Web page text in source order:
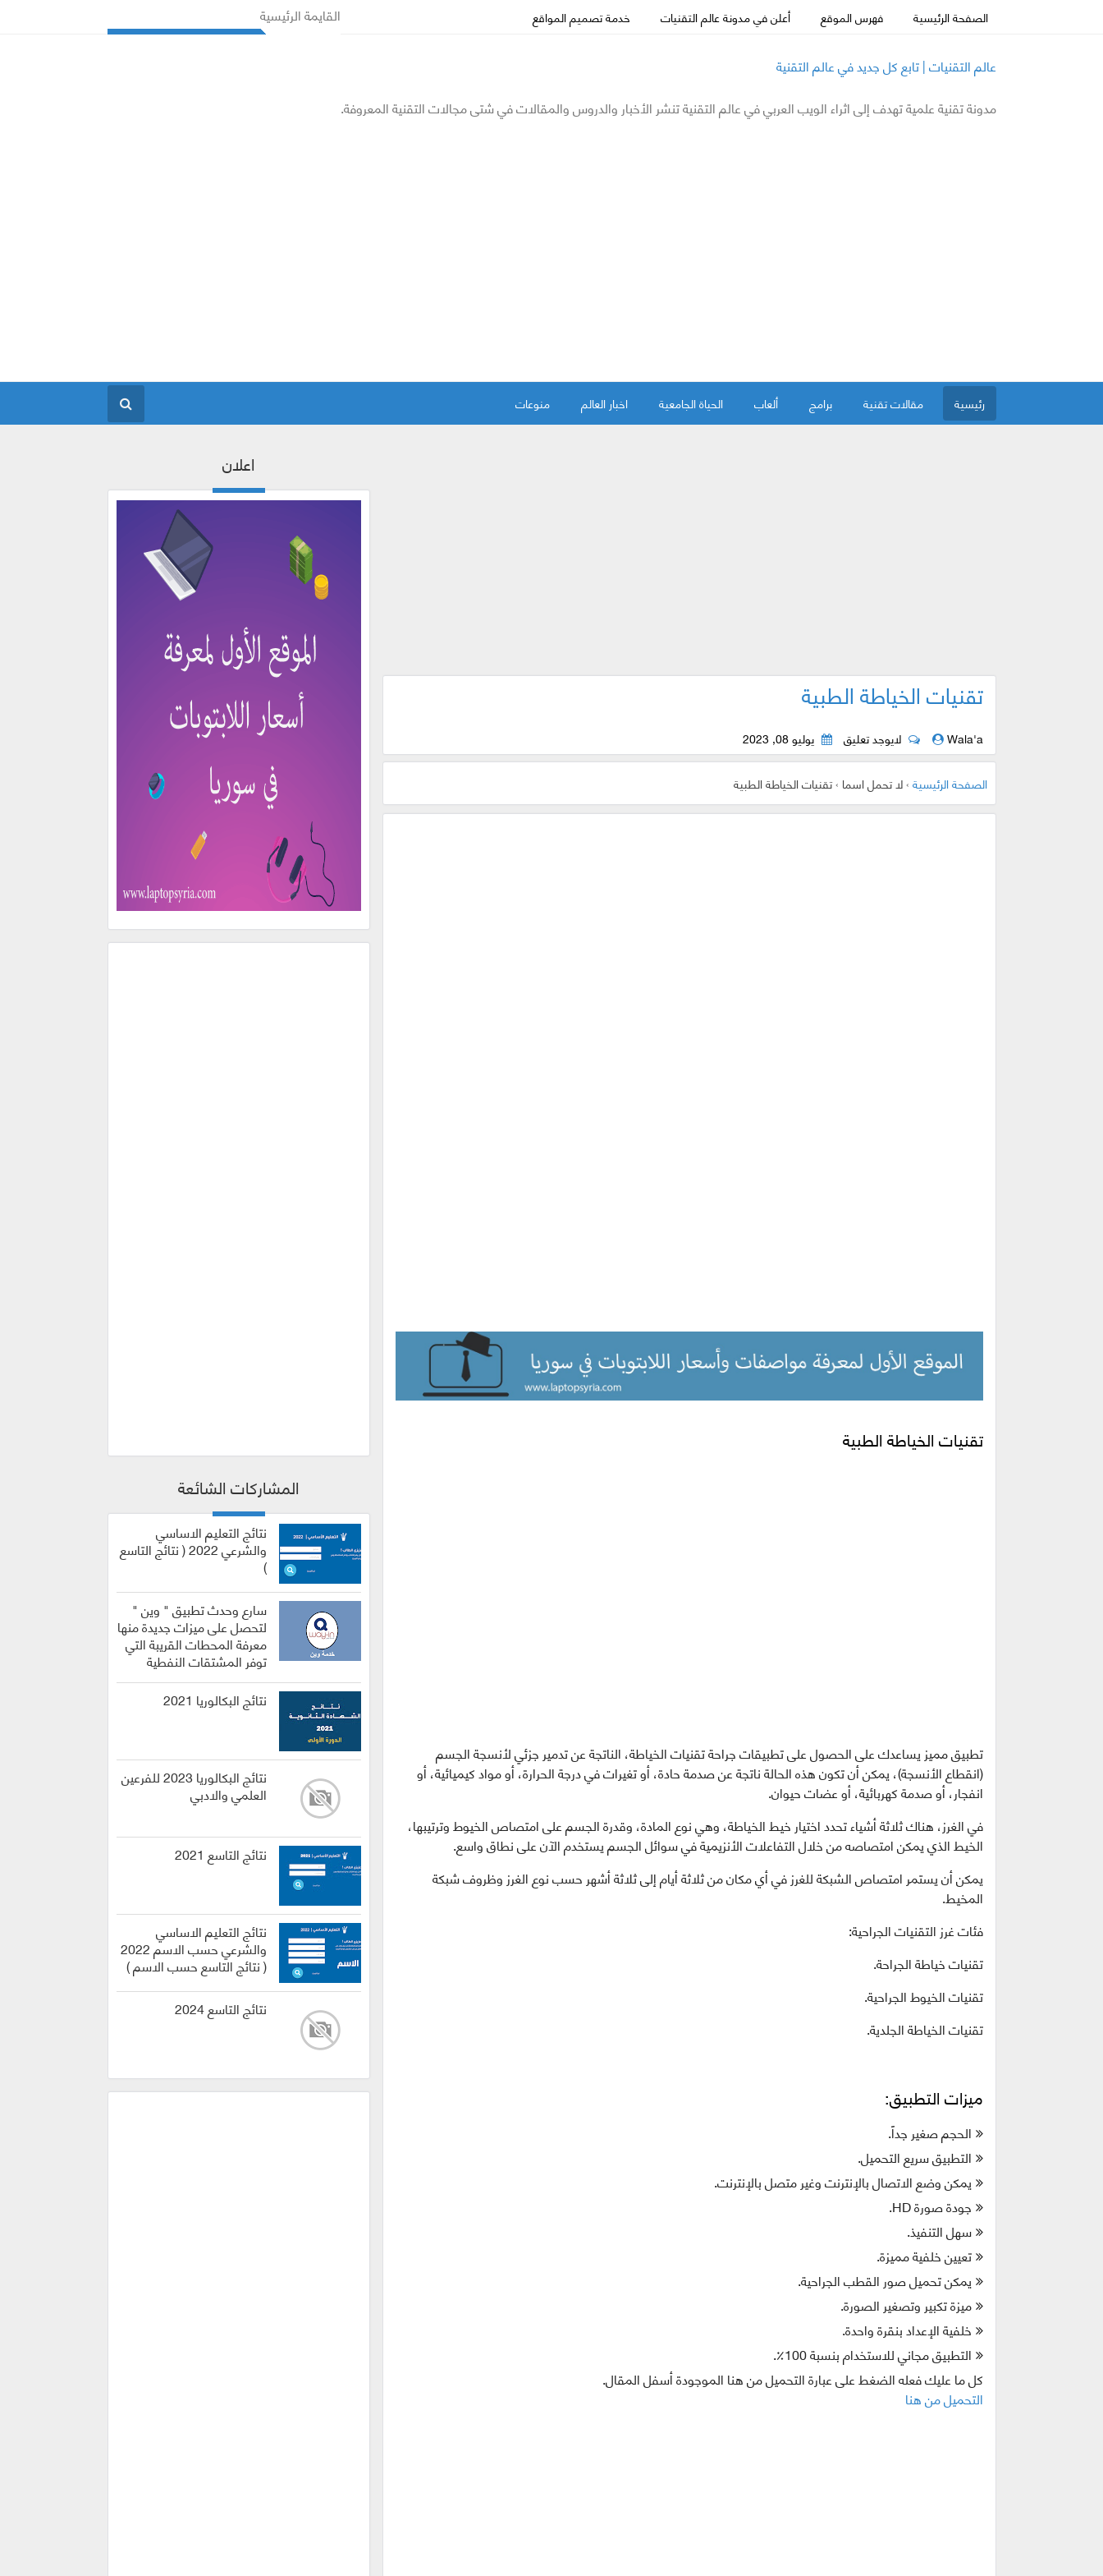
الصفحة الرئيسية فهرس الموقع أعلن في مدونة عالم التقنيات خدمة تصميم المواقع
القايمة الرئيسية
عالم التقنيات | تابع كل جديد في عالم التقنية
مدونة تقنية علمية تهدف إلى اثراء الويب العربي في عالم التقنية تنشر الأخبار والدروس والمقالات في شتى مجالات التقنية المعروفة.
رئيسية مقالات تقنية برامج ألعاب الحياة الجامعية اخبار العالم منوعات
تقنيات الخياطة الطبية
Wala'a لايوجد تعليق يوليو 08, 2023
الصفحة الرئيسية›لا تحمل اسما›تقنيات الخياطة الطبية
تقنيات الخياطة الطبية
تطبيق مميز يساعدك على الحصول على تطبيقات جراحة تقنيات الخياطة، الناتجة عن تدمير جزئي لأنسجة الجسم
(انقطاع الأنسجة)، يمكن أن تكون هذه الحالة ناتجة عن صدمة حادة، أو تغيرات في درجة الحرارة، أو مواد كيميائية، أو
انفجار، أو صدمة كهربائية، أو عضات حيوان.
في الغرز، هناك ثلاثة أشياء تحدد اختيار خيط الخياطة، وهي نوع المادة، وقدرة الجسم على امتصاص الخيوط وترتيبها،
الخيط الذي يمكن امتصاصه من خلال التفاعلات الأنزيمية في سوائل الجسم يستخدم الآن على نطاق واسع.
يمكن أن يستمر امتصاص الشبكة للغرز في أي مكان من ثلاثة أيام إلى ثلاثة أشهر حسب نوع الغرز وظروف شبكة
المخيط.
فئات غرز التقنيات الجراحية:
تقنيات خياطة الجراحة.
تقنيات الخيوط الجراحية.
تقنيات الخياطة الجلدية.
ميزات التطبيق:
الحجم صغير جداً.
التطبيق سريع التحميل.
يمكن وضع الاتصال بالإنترنت وغير متصل بالإنترنت.
جودة صورة HD.
سهل التنفيذ.
تعيين خلفية مميزة.
يمكن تحميل صور القطب الجراحية.
ميزة تكبير وتصغير الصورة.
خلفية الإعداد بنقرة واحدة.
التطبيق مجاني للاستخدام بنسبة 100٪.
كل ما عليك فعله الضغط على عبارة التحميل من هنا الموجودة أسفل المقال.
التحميل من هنا
اعلان
المشاركات الشائعة
نتائج التعليم الاساسي
والشرعي 2022 ( نتائج التاسع
)
سارع وحدث تطبيق " وين "
لتحصل على ميزات جديدة منها
معرفة المحطات القريبة التي
توفر المشتقات النفطية
نتائج البكالوريا 2021
نتائج البكالوريا 2023 للفرعين
العلمي والادبي
نتائج التاسع 2021
نتائج التعليم الاساسي
والشرعي حسب الاسم 2022
( نتائج التاسع حسب الاسم )
نتائج التاسع 2024